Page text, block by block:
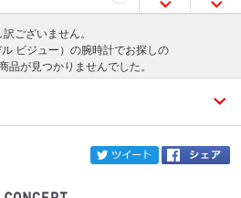
訳ございません。
ビジュー）の腕時計でお探しの
品が見つかりませんでした。